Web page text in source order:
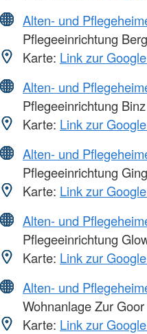
Alten- und
Pflegeeinrichtung
Karte: Link zur
Alten- und
Pflegeeinrichtung Binz
Karte: Link zur
Alten- und
Pflegeeinrichtung
Karte: Link zur
Alten- und
Pflegeeinrichtung
Karte: Link zur
Alten- und
Wohnanlage Zur Goor
Karte: Link zur